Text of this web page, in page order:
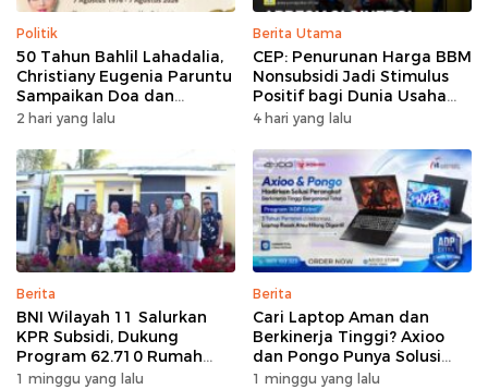
Politik
50 Tahun Bahlil Lahadalia,
Christiany Eugenia Paruntu
Sampaikan Doa dan
Harapan
2 hari yang lalu
Berita Utama
CEP: Penurunan Harga BBM
Nonsubsidi Jadi Stimulus
Positif bagi Dunia Usaha
dan Pertumbuhan Ekonomi
4 hari yang lalu
Berita
BNI Wilayah 11 Salurkan
KPR Subsidi, Dukung
Program 62.710 Rumah
Bersubsidi
1 minggu yang lalu
Berita
Cari Laptop Aman dan
Berkinerja Tinggi? Axioo
dan Pongo Punya Solusi
dengan Garansi Ekstra
1 minggu yang lalu